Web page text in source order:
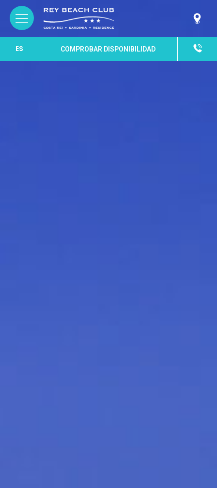
ES COMPROBAR DISPONIBILIDAD